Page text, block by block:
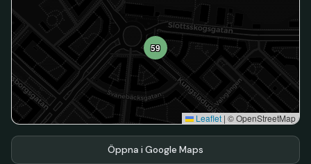
59
Leaflet | © OpenStreetMap
Öppna i Google Maps